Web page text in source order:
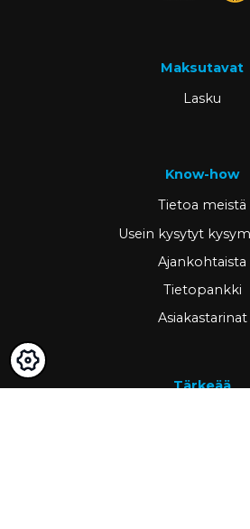
Maksutavat
Lasku
Know-how
Tietoa meistä
Usein kysytyt
Ajankohtaista
Tietopankki
Asiakastarinat
Tärkeää